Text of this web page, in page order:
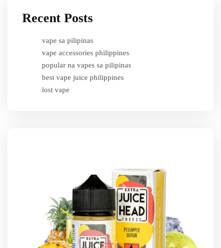
Recent Posts
vape sa pilipinas
vape accessories philippines
popular na vapes sa pilipinas
best vape juice philippines
lost vape